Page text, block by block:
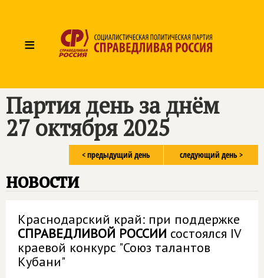
≡
Партия день за днём
27 октября 2025
следующий день >
< предыдущий день
новости
Краснодарский край: при поддержке
СПРАВЕДЛИВОЙ РОССИИ состоялся IV
краевой конкурс "Союз талантов
Кубани"